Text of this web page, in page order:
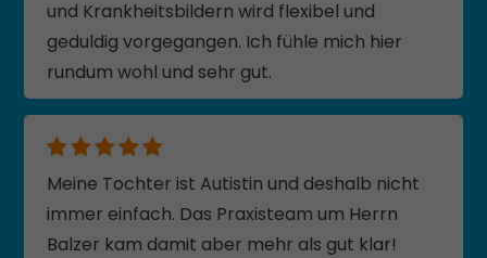
und Krankheitsbildern wird flexibel und
geduldig vorgegangen. Ich fühle mich hier
rundum wohl und sehr gut.
Meine Tochter ist Autistin und deshalb nicht
immer einfach. Das Praxisteam um Herrn
Balzer kam damit aber mehr als gut klar!